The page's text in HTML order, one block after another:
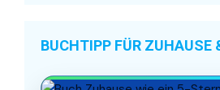
BUCHTIPP FÜR ZUHAUSE